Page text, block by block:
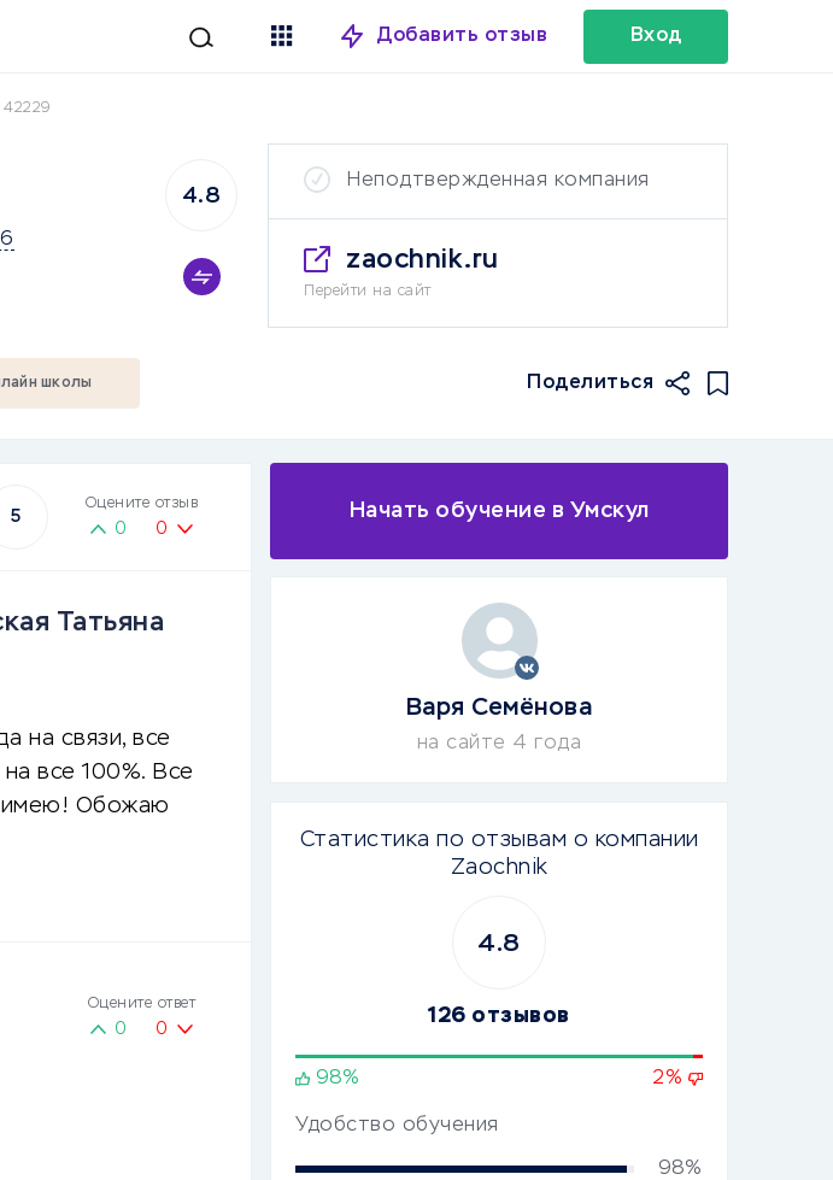
Добавить отзыв Вход
4.8
Неподтвержденная компания
zaochnik.ru
Перейти на сайт
школы Поделиться
5
Оцените отзыв
0 0
Татьяна
на связи, все
все 100%. Все
имею! Обожаю
Оцените ответ
0 0
Начать обучение в Умскул
Варя Семёнова
на сайте 4 года
Статистика по отзывам о компании
Zaochnik
4.8
126 отзывов
98% 2%
Удобство обучения
98%